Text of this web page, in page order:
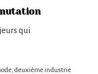
qui
deuxième industrie